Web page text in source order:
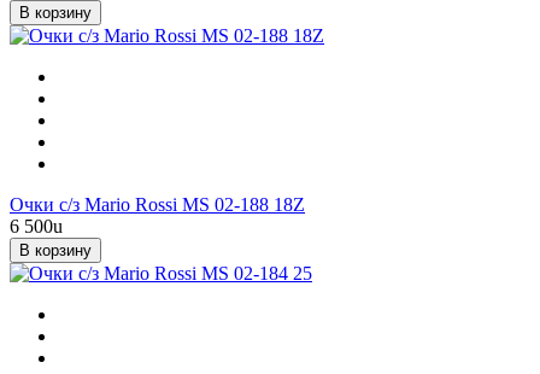
В корзину
Очки с/з Mario Rossi MS 02-188 18Z
6 500u
В корзину